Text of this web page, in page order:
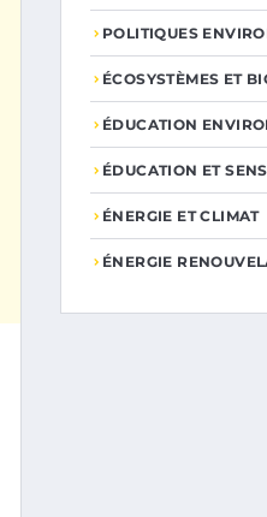
POLITIQUES
ÉCOSYSTÈMES ET
ÉDUCATION
ÉDUCATION ET
ÉNERGIE ET CLIMAT
ÉNERGIE